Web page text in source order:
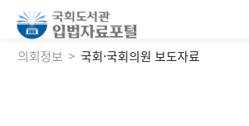
의회정보 국회·국회의원 보도자료